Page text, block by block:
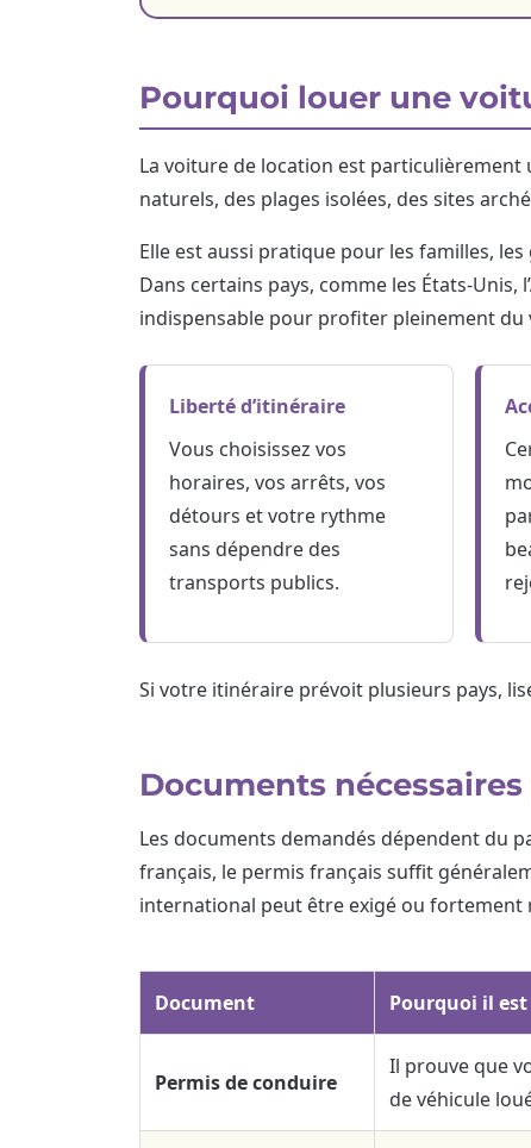
Pourquoi louer une
La voiture de location est particulièrement
naturels, des plages isolées, des sites
Elle est aussi pratique pour les familles,
Dans certains pays, comme les États-
indispensable pour profiter pleinement du
Liberté d’itinéraire
Vous choisissez vos
horaires, vos arrêts, vos
détours et votre rythme
sans dépendre des
transports publics.
Si votre itinéraire prévoit plusieurs pays,
Documents
Les documents demandés dépendent du
français, le permis français suffit
international peut être exigé ou fortement
Document Pourquoi il
Permis de conduire
Il prouve que
de véhicule